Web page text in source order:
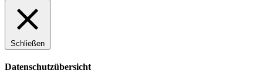
Schließen
Datenschutzübersicht